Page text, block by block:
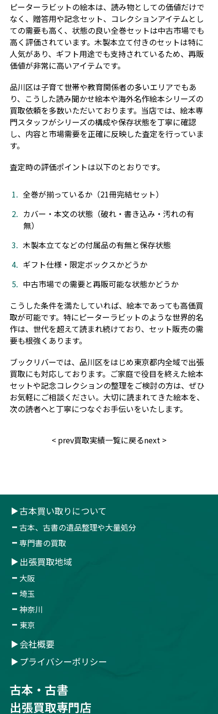
ピーターラビットの絵本は、読み物としての価値だけで
なく、贈答用や記念セット、コレクションアイテムとし
ての需要も高く、状態の良い全巻セットは中古市場でも
高く評価されています。木製本立て付きのセットは特に
人気があり、ギフト用途でも支持されているため、再販
価値が非常に高いアイテムです。
品川区は子育て世帯や教育関係者の多いエリアでもあ
り、こうした読み聞かせ絵本や海外名作絵本シリーズの
買取依頼を多数いただいております。当店では、絵本専
門スタッフがシリーズの構成や保存状態を丁寧に確認
し、内容と市場需要を正確に反映した査定を行っていま
す。
査定時の評価ポイントは以下のとおりです。
全巻が揃っているか（21冊完結セット）
カバー・本文の状態（破れ・書き込み・汚れの有
無）
木製本立てなどの付属品の有無と保存状態
ギフト仕様・限定ボックスかどうか
中古市場での需要と再販可能な状態かどうか
こうした条件を満たしていれば、絵本であっても高価買
取が可能です。特にピーターラビットのような世界的名
作は、世代を超えて読まれ続けており、セット販売の需
要も根強くあります。
ブックリバーでは、品川区をはじめ東京都内全域で出張
買取にも対応しております。ご家庭で役目を終えた絵本
セットや記念コレクションの整理をご検討の方は、ぜひ
お気軽にご相談ください。大切に読まれてきた絵本を、
次の読者へと丁寧につなぐお手伝いをいたします。
< prev買取実績一覧に戻るnext >
古本買い取りについて
古本、古書の遺品整理や大量処分
専門書の買取
出張買取地域
大阪
埼玉
神奈川
東京
会社概要
プライバシーポリシー
古本・古書
出張買取専門店